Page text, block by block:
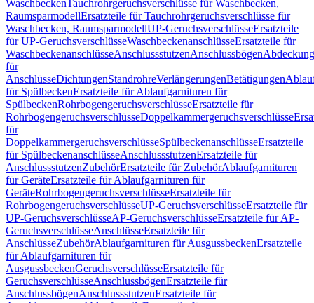
WaschbeckenTauchrohrgeruchsverschlüsse für Waschbecken,
RaumsparmodellErsatzteile für Tauchrohrgeruchsverschlüsse für
Waschbecken, RaumsparmodellUP-GeruchsverschlüsseErsatzteile
für UP-GeruchsverschlüsseWaschbeckenanschlüsseErsatzteile für
WaschbeckenanschlüsseAnschlussstutzenAnschlussbögen
für
AnschlüsseDichtungenStandrohreVerlängerungenBetätigungen
für SpülbeckenErsatzteile für Ablaufgarnituren für
SpülbeckenRohrbogengeruchsverschlüsseErsatzteile für
RohrbogengeruchsverschlüsseDoppelkammergeruchsverschlüsse
für
DoppelkammergeruchsverschlüsseSpülbeckenanschlüsseErsatzteile
für SpülbeckenanschlüsseAnschlussstutzenErsatzteile für
AnschlussstutzenZubehörErsatzteile für ZubehörAblaufgarnituren
für GeräteErsatzteile für Ablaufgarnituren für
GeräteRohrbogengeruchsverschlüsseErsatzteile für
RohrbogengeruchsverschlüsseUP-GeruchsverschlüsseErsatzteile für
UP-GeruchsverschlüsseAP-GeruchsverschlüsseErsatzteile für AP-
GeruchsverschlüsseAnschlüsseErsatzteile für
AnschlüsseZubehörAblaufgarnituren für AusgussbeckenErsatzteile
für Ablaufgarnituren für
AusgussbeckenGeruchsverschlüsseErsatzteile für
GeruchsverschlüsseAnschlussbögenErsatzteile für
AnschlussbögenAnschlussstutzenErsatzteile für